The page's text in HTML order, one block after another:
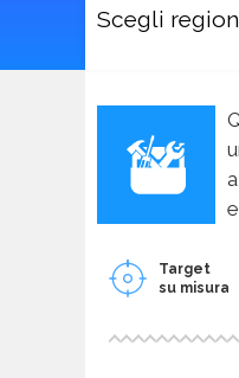
Scegli
Target
su misura